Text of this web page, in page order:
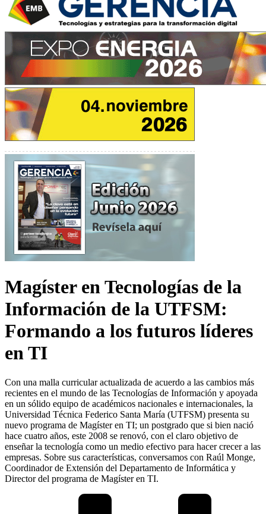
Magíster en Tecnologías de la
Información de la UTFSM:
Formando a los futuros líderes
en TI
Con una malla curricular actualizada de acuerdo a las cambios más
recientes en el mundo de las Tecnologías de Información y apoyada
en un sólido equipo de académicos nacionales e internacionales, la
Universidad Técnica Federico Santa María (UTFSM) presenta su
nuevo programa de Magíster en TI; un postgrado que si bien nació
hace cuatro años, este 2008 se renovó, con el claro objetivo de
enseñar la tecnología como un medio efectivo para hacer crecer a las
empresas. Sobre sus características, conversamos con Raúl Monge,
Coordinador de Extensión del Departamento de Informática y
Director del programa de Magíster en TI.